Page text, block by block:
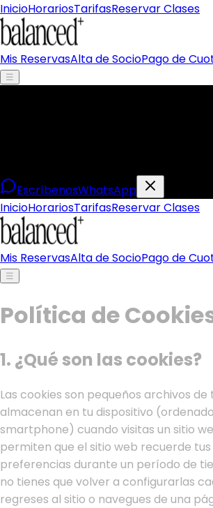
InicioHorariosTarifasReservar Clases
Mis ReservasAlta de SocioPago de
☰
EscríbenosWhatsApp
InicioHorariosTarifasReservar Clases
Mis ReservasAlta de SocioPago de
☰
Política de
1. ¿Qué son las cookies?
Las cookies son pequeños archivos de
almacenan en tu dispositivo
smartphone) cuando visitas un sitio
permiten que el sitio web recuerde
preferencias durante un período de
no tienes que volver a configurarlas
regreses al sitio o navegues de una